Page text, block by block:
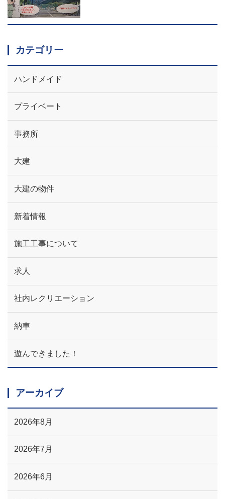
カテゴリー
ハンドメイド
プライベート
事務所
大建
大建の物件
新着情報
施工工事について
求人
社内レクリエーション
納車
遊んできました！
アーカイブ
2026年8月
2026年7月
2026年6月